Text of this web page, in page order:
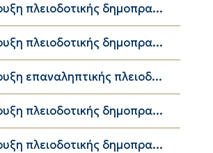
πλειοδοτικής δημοπρα...
πλειοδοτικής δημοπρα...
επαναληπτικής πλειοδ...
πλειοδοτικής δημοπρα...
πλειοδοτικής δημοπρα...